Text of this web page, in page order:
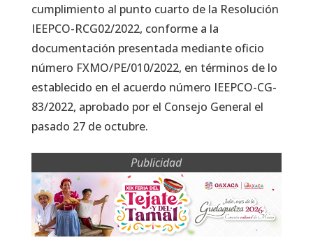
cumplimiento al punto cuarto de la Resolución
IEEPCO-RCG02/2022, conforme a la
documentación presentada mediante oficio
número FXMO/PE/010/2022, en términos de lo
establecido en el acuerdo número IEEPCO-CG-
83/2022, aprobado por el Consejo General el
pasado 27 de octubre.
Publicidad